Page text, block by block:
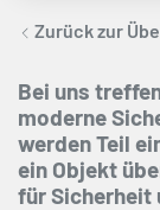
Zurück zur
Bei uns
moderne
werden Teil
ein Objekt
für Sicherheit